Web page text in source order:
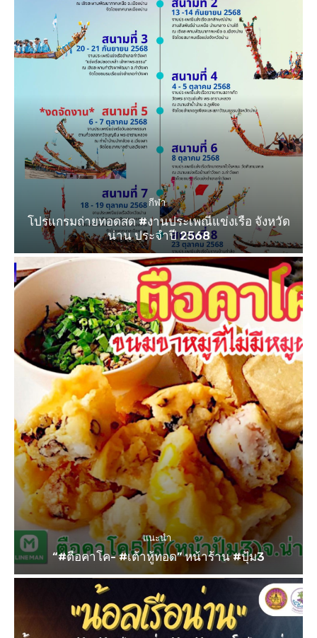
กีฬา
โปรแกรมถ่ายทอดสด #งานประเพณีแข่งเรือ จังหวัด
น่าน ประจำปี 2568
แนะนำ
“#ตือคาโค- #เต้าหู้ทอด” หน้าร้าน #ปุ้ม3